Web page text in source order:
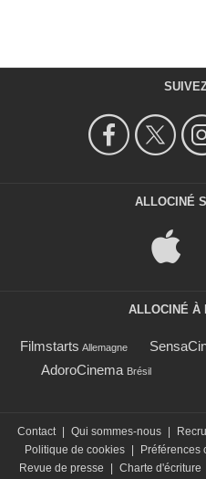
ALLOCINÉ
ALLOCINÉ À
Filmstarts Allemagne
AdoroCinema Brésil
Contact | Qui sommes-nous |
Politique de cookies | Préférences
Revue de presse
| Charte d'écriture